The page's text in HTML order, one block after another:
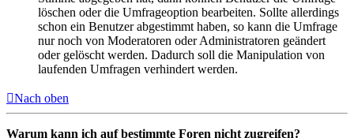
löschen oder die Umfrageoption bearbeiten. Sollte allerdings
schon ein Benutzer abgestimmt haben, so kann die Umfrage
nur noch von Moderatoren oder Administratoren geändert
oder gelöscht werden. Dadurch soll die Manipulation von
laufenden Umfragen verhindert werden.
Nach oben
Warum kann ich auf bestimmte Foren nicht zugreifen?